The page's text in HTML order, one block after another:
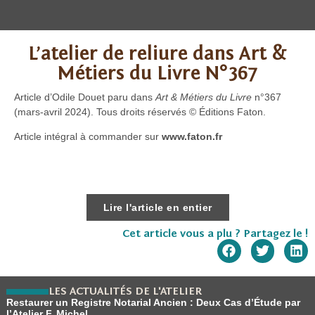
L’atelier de reliure dans Art &
Métiers du Livre N°367
Article d’Odile Douet paru dans Art & Métiers du Livre n°367
(mars-avril 2024). Tous droits réservés © Éditions Faton.
Article intégral à commander sur www.faton.fr
Lire l'article en entier
Cet article vous a plu ? Partagez le !
LES ACTUALITÉS DE L'ATELIER
Restaurer un Registre Notarial Ancien : Deux Cas d’Étude par